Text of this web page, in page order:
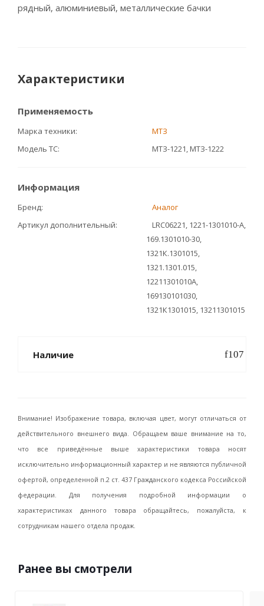
рядный, алюминиевый, металлические бачки
Характеристики
Применяемость
Марка техники
МТЗ
Модель ТС
МТЗ-1221, МТЗ-1222
Информация
Бренд
Аналог
Артикул дополнительный
LRC06221, 1221-1301010-А,
169.1301010-30,
1321К.1301015,
1321.1301.015,
12211301010А,
169130101030,
1321К1301015, 13211301015
Наличие
Внимание! Изображение товара, включая цвет, могут отличаться от
действительного внешнего вида. Обращаем ваше внимание на то,
что все приведённые выше характеристики товара носят
исключительно информационный характер и не являются публичной
офертой, определенной п.2 ст. 437 Гражданского кодекса Российской
федерации. Для получения подробной информации о
характеристиках данного товара обращайтесь, пожалуйста, к
сотрудникам нашего отдела продаж.
Ранее вы смотрели